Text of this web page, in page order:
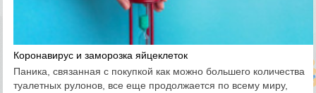
Коронавирус и заморозка яйцеклеток
Паника, связанная с покупкой как можно большего количества
туалетных рулонов, все еще продолжается по всему миру,